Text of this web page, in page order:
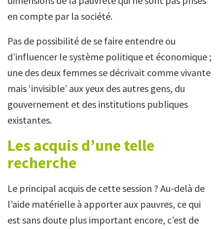
en compte par la société.
Pas de possibilité de se faire entendre ou
d’influencer le système politique et économique ;
une des deux femmes se décrivait comme vivante
mais ‘invisible’ aux yeux des autres gens, du
gouvernement et des institutions publiques
existantes.
Les acquis d’une telle
recherche
Le principal acquis de cette session ? Au-delà de
l’aide matérielle à apporter aux pauvres, ce qui
est sans doute plus important encore, c’est de